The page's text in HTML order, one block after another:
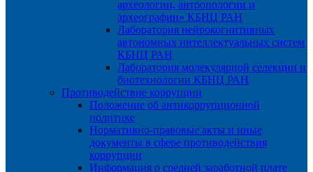
археологии, антропологии и
археографии» КБНЦ РАН
Лаборатория нейрокогнитивных
автономных интеллектуальных систем
КБНЦ РАН
Лаборатория молекулярной селекции и
биотехнологии КБНЦ РАН
Противодействие коррупции
Положение об антикоррупционной
политике
Нормативно-правовые акты и иные
документы в сфере противодействия
коррупции
Информация о средней заработной плате